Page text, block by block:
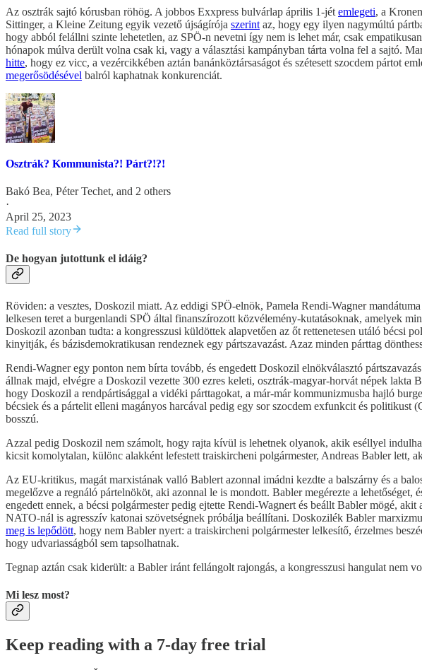
Az osztrák sajtó kórusban röhög. A jobbos Exxpress bulvárlap április 1-jét emlegeti, a
Sittinger, a Kleine Zeitung egyik vezető újságírója szerint az, hogy egy ilyen nagymúltú
hogy abból felállni szinte lehetetlen, az SPÖ-n nevetni így nem is lehet már, csak
hónapok múlva derült volna csak ki, vagy a választási kampányban tárta volna fel a sajtó.
hitte, hogy ez vicc, a vezércikkében aztán banánköztársaságot és szétesett szocdem pártot
megerősödésével balról kaphatnak konkurenciát.
Osztrák? Kommunista?! Párt?!?!
Bakó Bea, Péter Techet, and 2 others
·
April 25, 2023
Read full story
De hogyan jutottunk el idáig?
Röviden: a vesztes, Doskozil miatt. Az eddigi SPÖ-elnök, Pamela Rendi-Wagner
lelkesen teret a burgenlandi SPÖ által finanszírozott közvélemény-kutatásoknak, amelyek
Doskozil azonban tudta: a kongresszusi küldöttek alapvetően az őt rettenetesen utáló bécsi
kinyitják, és bázisdemokratikusan rendeznek egy pártszavazást. Azaz minden párttag
Rendi-Wagner egy ponton nem bírta tovább, és engedett Doskozil elnökválasztó
állnak majd, elvégre a Doskozil vezette 300 ezres keleti, osztrák-magyar-horvát népek
hogy Doskozil a rendpártisággal a vidéki párttagokat, a már-már kommunizmusba hajló
bécsiek és a pártelit elleni magányos harcával pedig egy sor szocdem exfunkcit és
bosszú.
Azzal pedig Doskozil nem számolt, hogy rajta kívül is lehetnek olyanok, akik eséllyel
kicsit komolytalan, különc alakként lefestett traiskircheni polgármester, Andreas Babler lett,
Az EU-kritikus, magát marxistának valló Bablert azonnal imádni kezdte a balszárny és a
megelőzve a regnáló pártelnököt, aki azonnal le is mondott. Babler megérezte a
engedett ennek, a bécsi polgármester pedig ejtette Rendi-Wagnert és beállt Babler mögé,
NATO-nál is agresszív katonai szövetségnek próbálja beállítani. Doskozilék Babler
meg is lepődött, hogy nem Babler nyert: a traiskircheni polgármester lelkesítő, érzelmes
hogy udvariasságból sem tapsolhatnak.
Tegnap aztán csak kiderült: a Babler iránt fellángolt rajongás, a kongresszusi hangulat nem
Mi lesz most?
Keep reading with a 7-day free trial